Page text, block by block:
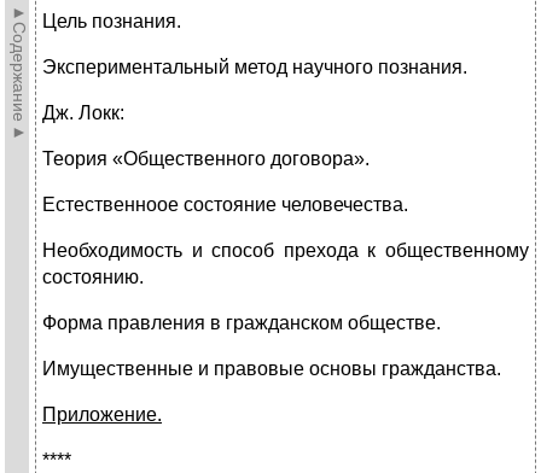
►Содержание► Цель познания.
Экспериментальный метод научного познания.
Дж. Локк:
Теория «Общественного договора».
Естественноое состояние человечества.
Необходимость и способ прехода к общественному
состоянию.
Форма правления в гражданском обществе.
Имущественные и правовые основы гражданства.
Приложение.
****